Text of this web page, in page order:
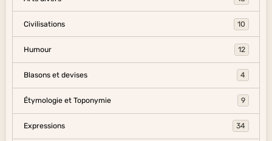
Civilisations 10
Humour 12
Blasons et devises 4
Étymologie et Toponymie 9
Expressions 34